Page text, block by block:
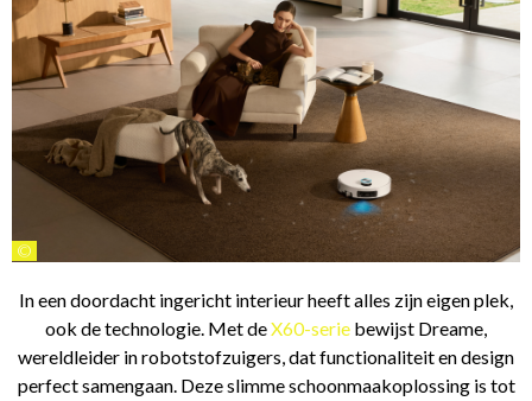
©
In een doordacht ingericht interieur heeft alles zijn eigen plek,
ook de technologie. Met deX60-serie bewijst Dreame,
wereldleider in robotstofzuigers, dat functionaliteit en design
perfect samengaan. Deze slimme schoonmaakoplossing is tot